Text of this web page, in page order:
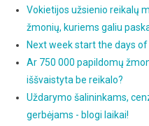
Vokietijos užsienio reikalų
žmonių, kuriems galiu
Next week start the days
Ar 750 000 papildomų
iššvaistyta be reikalo?
Uždarymo šalininkams,
gerbėjams - blogi laikai!